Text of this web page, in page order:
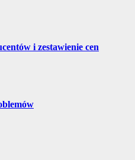
i zestawienie cen